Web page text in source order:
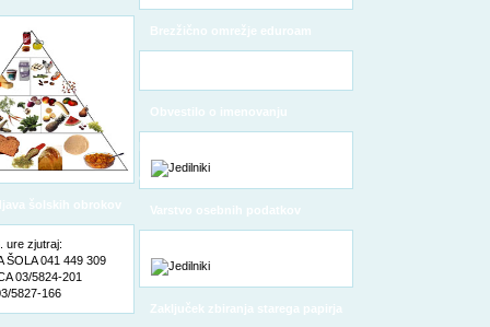
šolskih obrokov
ure zjutraj:
ŠOLA 041 449 309
03/5824-201
5827-166
Brezžično omrežje eduroam
Obvestilo o imenovanju
osebnih podatkov
Varstvo osebnih podatkov
Zaključek zbiranja starega papirja